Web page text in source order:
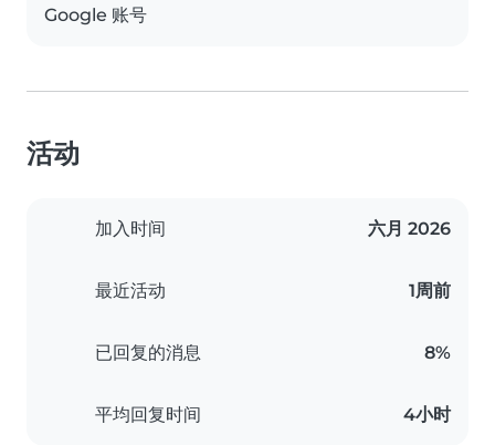
Google 账号
活动
加入时间 六月 2026
最近活动 1周前
已回复的消息 8%
平均回复时间 4小时